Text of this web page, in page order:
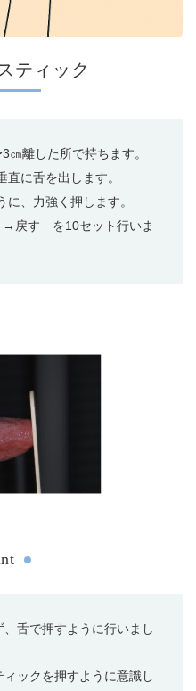
ティック
離した所で持ちます。
に舌を出します。
、力強く押します。
→戻す を10セット行いま
舌で押すように行いまし
ックを押すように意識し